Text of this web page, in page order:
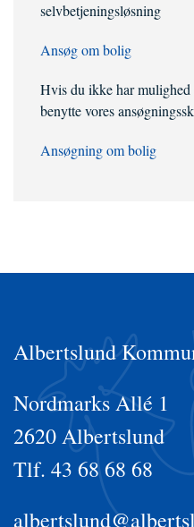
selvbetjeningsløsning
Ansøg om bolig
Hvis du ikke har
benytte vores
Ansøgning om bolig
Albertslund
Nordmarks Allé 1
2620 Albertslund
Tlf. 43 68 68 68